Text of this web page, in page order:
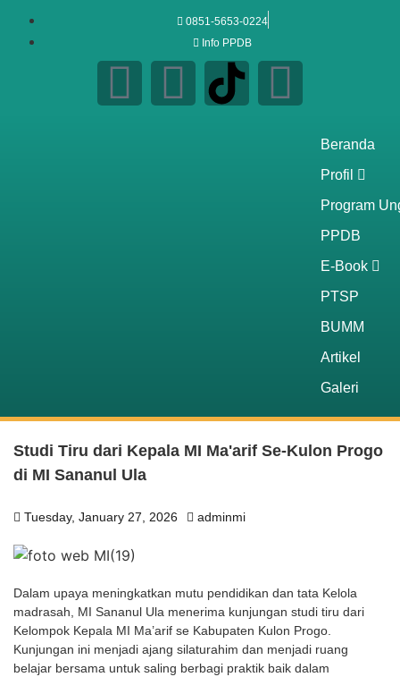
0851-5653-0224
Info PPDB
Beranda
Profil
Program
PPDB
E-Book
PTSP
BUMM
Artikel
Galeri
Studi Tiru dari Kepala MI Ma'arif Se-Kulon Progo
di MI Sananul Ula
Tuesday, January 27, 2026 adminmi
Dalam upaya meningkatkan mutu pendidikan dan tata Kelola
madrasah, MI Sananul Ula menerima kunjungan studi tiru dari
Kelompok Kepala MI Ma’arif se Kabupaten Kulon Progo.
Kunjungan ini menjadi ajang silaturahim dan menjadi ruang
belajar bersama untuk saling berbagi praktik baik dalam